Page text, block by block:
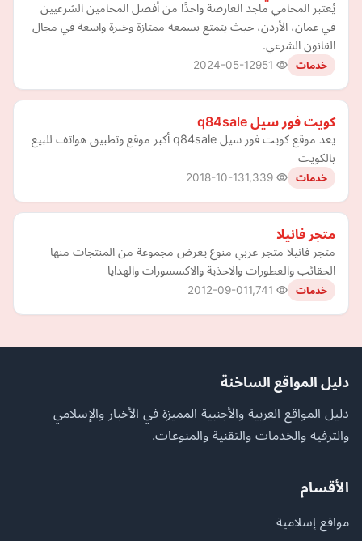
يُعتبر المحامي ماجد العارضة واحدًا من أفضل المحامين الشرعيين
في عمان، الأردن، حيث يتمتع بسمعة ممتازة وخبرة واسعة في مجال
القانون الشرعي.
خدمات 2024-05-12
كويت فور سيل q84sale
يعد موقع كويت فور سيل q84sale أكبر موقع وتطبيق هواتف للبيع
بالكويت
خدمات 2018-10-13
متجر فانيلا
متجر فانيلا متجر عربي منوع يعرض مجموعة من المنتجات منها
الحقائب والعطورات والاحذية والاكسسورات والهدايا
خدمات 2012-09-01
دليل المواقع الساخنة
دليل المواقع العربية والأجنبية المميزة في الأخبار والإسلامي
والترفيه والخدمات والتقنية والمنوعات.
الأقسام
مواقع إسلامية